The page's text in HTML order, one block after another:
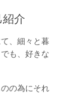
介
、細々と暮
も、好きな
の為にそれ